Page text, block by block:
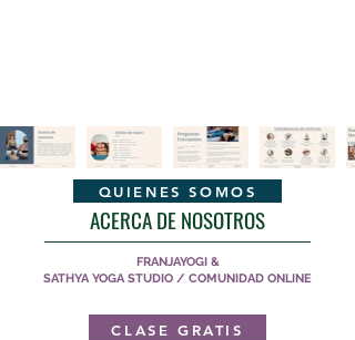
QUIENES SOMOS
ACERCA DE NOSOTROS
FRANJAYOGI &
SATHYA YOGA STUDIO / COMUNIDAD ONLINE
CLASE GRATIS